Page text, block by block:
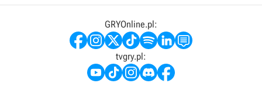
GRYOnline.pl:
tvgry.pl: